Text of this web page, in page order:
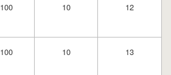
100 10 12
100 10 13